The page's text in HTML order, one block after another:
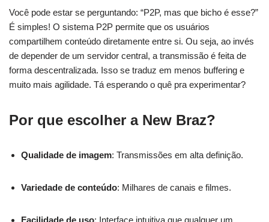
Você pode estar se perguntando: “P2P, mas que bicho é esse?”
É simples! O sistema P2P permite que os usuários
compartilhem conteúdo diretamente entre si. Ou seja, ao invés
de depender de um servidor central, a transmissão é feita de
forma descentralizada. Isso se traduz em menos buffering e
muito mais agilidade. Tá esperando o quê pra experimentar?
Por que escolher a New Braz?
Qualidade de imagem: Transmissões em alta definição.
Variedade de conteúdo: Milhares de canais e filmes.
Facilidade de uso: Interface intuitiva que qualquer um